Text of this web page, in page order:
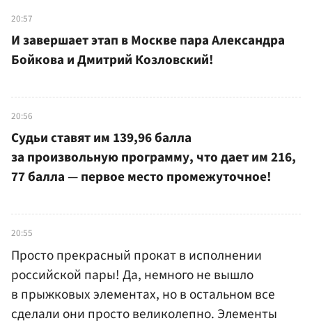
20:57
И завершает этап в Москве пара Александра
Бойкова и Дмитрий Козловский!
20:56
Судьи ставят им 139,96 балла
за произвольную программу, что дает им 216,
77 балла — первое место промежуточное!
20:55
Просто прекрасный прокат в исполнении
российской пары! Да, немного не вышло
в прыжковых элементах, но в остальном все
сделали они просто великолепно. Элементы